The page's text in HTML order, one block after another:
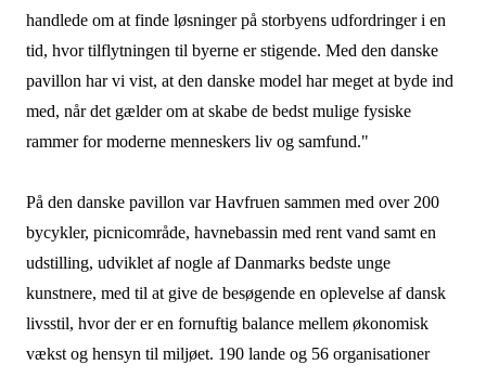
handlede om at finde løsninger på storbyens udfordringer i en
tid, hvor tilflytningen til byerne er stigende. Med den danske
pavillon har vi vist, at den danske model har meget at byde ind
med, når det gælder om at skabe de bedst mulige fysiske
rammer for moderne menneskers liv og samfund."
På den danske pavillon var Havfruen sammen med over 200
bycykler, picnicområde, havnebassin med rent vand samt en
udstilling, udviklet af nogle af Danmarks bedste unge
kunstnere, med til at give de besøgende en oplevelse af dansk
livsstil, hvor der er en fornuftig balance mellem økonomisk
vækst og hensyn til miljøet. 190 lande og 56 organisationer